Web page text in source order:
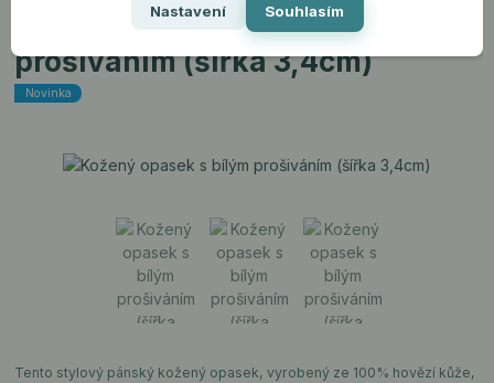
Kožený opasek s bílým
prošiváním (šířka 3,4cm)
Novinka
Tento stylový pánský kožený opasek, vyrobený ze 100% hovězí kůže,
Nastavení Souhlasím